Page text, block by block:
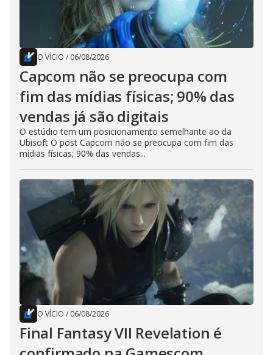
O VÍCIO / 06/08/2026
Capcom não se preocupa com
fim das mídias físicas; 90% das
vendas já são digitais
O estúdio tem um posicionamento semelhante ao da
Ubisoft O post Capcom não se preocupa com fim das
mídias físicas; 90% das vendas...
O VÍCIO / 06/08/2026
Final Fantasy VII Revelation é